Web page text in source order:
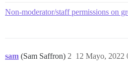
Non-moderator/staff permissions on
sam (Sam Saffron) 12 Mayo, 2022
2